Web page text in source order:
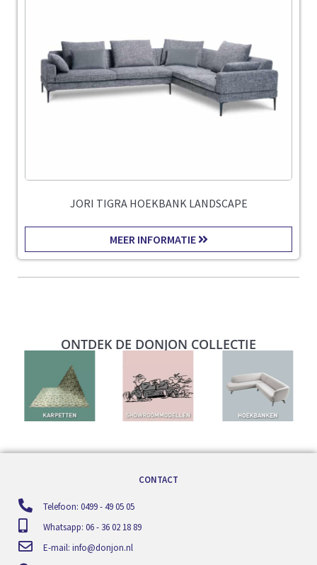
JORI TIGRA HOEKBANK LANDSCAPE
MEER INFORMATIE
ONTDEK DE DONJON COLLECTIE
CONTACT
Telefoon: 0499 - 49 05 05
Whatsapp: 06 - 36 02 18 89
E-mail: info@donjon.nl